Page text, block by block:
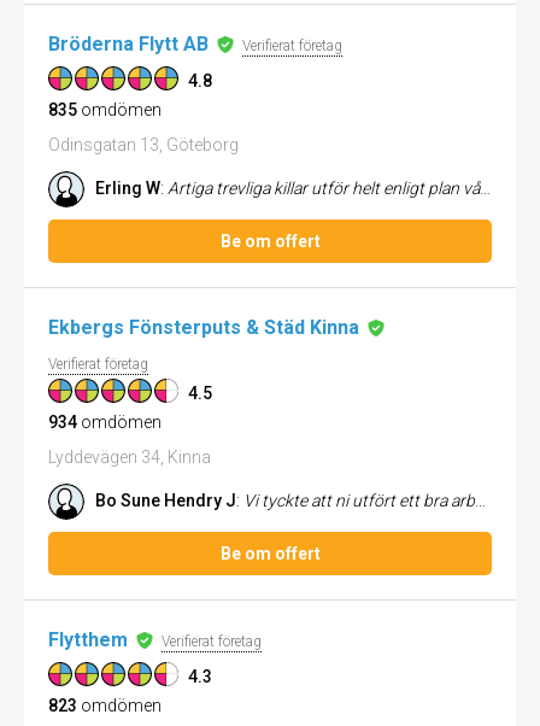
Bröderna Flytt AB Verifierat företag
4.8
835 omdömen
Odinsgatan 13, Göteborg
Erling W: Artiga trevliga killar utför helt enligt plan vår flytt på ett mycket bra sätt.
Be om offert
Ekbergs Fönsterputs & Städ Kinna
Verifierat företag
4.5
934 omdömen
Lyddevägen 34, Kinna
Bo Sune Hendry J: Vi tyckte att ni utfört ett bra arbete i vårt före detta hus ! Nu vill vi ha kontakt för att få elpris på fönsterputs i ...
Be om offert
Flytthem Verifierat företag
4.3
823 omdömen